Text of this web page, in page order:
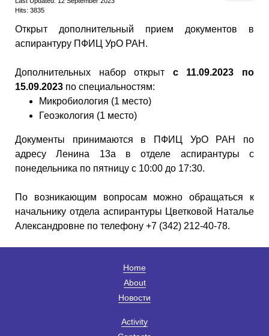
Hits: 3835
Открыт дополнительный прием документов в
аспирантуру ПФИЦ УрО РАН.
Дополнительных набор открыт с 11.09.2023 по
15.09.2023 по специальностям:
Микробиология (1 место)
Геоэкология (1 место)
Документы принимаются в ПФИЦ УрО РАН по
адресу Ленина 13а в отделе аспирантуры с
понедельника по пятницу с 10:00 до 17:30.
По возникающим вопросам можно обращаться к
начальнику отдела аспирантуры Цветковой Наталье
Александровне по телефону +7 (342) 212-40-78.
Home
About
Новости
Activity